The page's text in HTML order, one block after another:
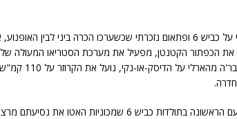
קונטרול
אוקיי, הבנו. עליתי על כביש 6 ופתאום נזכרתי שכשערכו הכרה ביני
את הכפתור הקטנטן, מפעיל את מערכת הסטריאו המעולה של
ישנים שהניחו
אני חושב שזו הפעם הראשונה בתולדות כביש 6